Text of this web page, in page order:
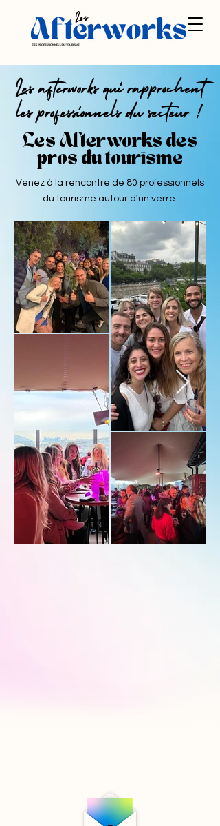
Les afterworks qui rapprochent
les professionnels du secteur !
Les Afterworks des
pros du tourisme
Venez à la rencontre de 80 professionnels
du tourisme autour d'un verre.